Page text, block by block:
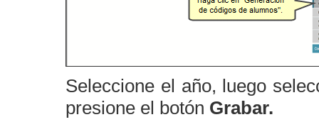
Seleccione el año, luego
presione el botón Grabar.